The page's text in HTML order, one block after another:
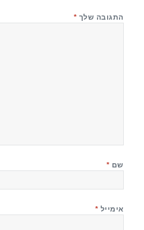
התגובה שלך *
שם *
אימייל *